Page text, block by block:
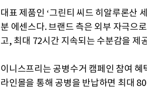
대표 제품인 ‘그린티 씨드 히알루론산
분 에센스다. 브랜드 측은 외부 자극으
고, 최대 72시간 지속되는 수분감을 제
이니스프리는 공병수거 캠페인 참여
라인몰을 통해 공병을 반납하면 최대